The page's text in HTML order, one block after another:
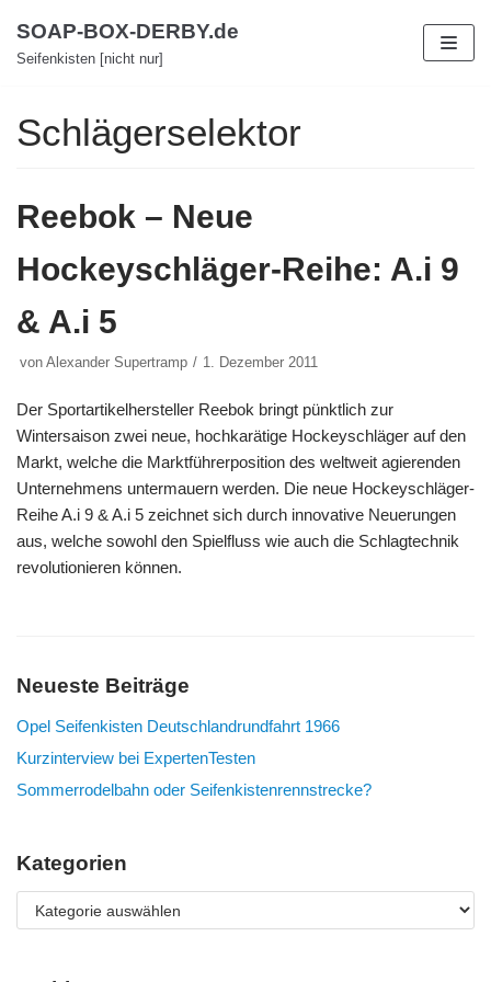
Zum
Inhalt
SOAP-BOX-DERBY.de
Seifenkisten [nicht nur]
Schlägerselektor
Reebok – Neue
Hockeyschläger-Reihe: A.i 9
& A.i 5
von Alexander Supertramp 1. Dezember 2011
Der Sportartikelhersteller Reebok bringt pünktlich zur
Wintersaison zwei neue, hochkarätige Hockeyschläger auf den
Markt, welche die Marktführerposition des weltweit agierenden
Unternehmens untermauern werden. Die neue Hockeyschläger-
Reihe A.i 9 & A.i 5 zeichnet sich durch innovative Neuerungen
aus, welche sowohl den Spielfluss wie auch die Schlagtechnik
revolutionieren können.
Neueste Beiträge
Opel Seifenkisten Deutschlandrundfahrt 1966
Kurzinterview bei ExpertenTesten
Sommerrodelbahn oder Seifenkistenrennstrecke?
Kategorien